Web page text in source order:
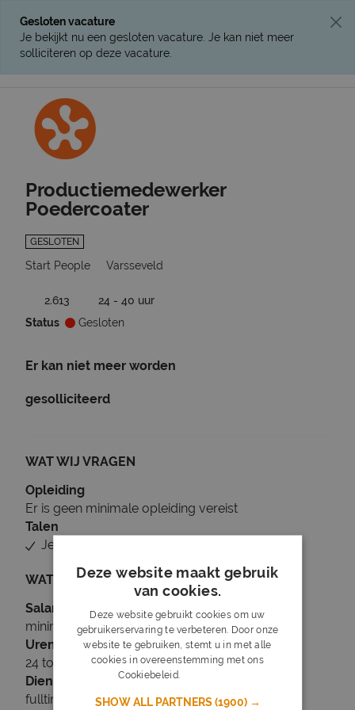
Gesloten vacature
Je bekijkt nu een gesloten vacature. Je kan niet meer
solliciteren op deze vacature.
Productiemedewerker
Poedercoater
GESLOTEN
Start People Varsseveld
2.613
24 - 40 uur
Status
Gesloten
Er kan niet meer worden
gesolliciteerd
WAT WIJ VRAGEN
Opleiding
Er is geen minimale opleiding vereist
Talen
Je beheerst Nederlands
WAT WIJ BIEDEN
Salaris
minimaal € 2.613
Uren
24 tot 40 uur per week
Dienstverband
fulltime
Deze website maakt gebruik
van cookies.
Deze website gebruikt cookies om uw
gebruikerservaring te verbeteren. Door onze
website te gebruiken, stemt u in met alle
cookies in overeenstemming met ons
Cookiebeleid.
SHOW ALL PARTNERS(1900) →